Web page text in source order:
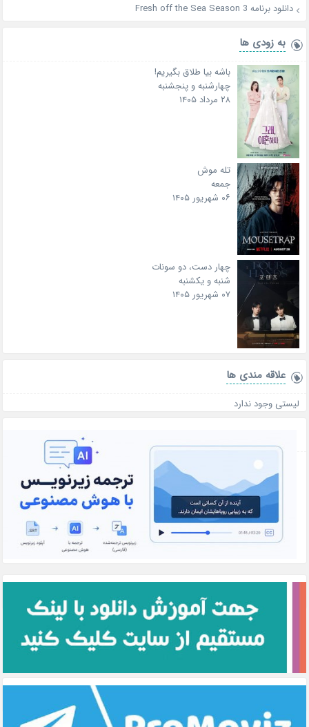
دانلود برنامه Fresh off the Sea Season 3
به زودی ها
باشه بیا طلاق بگیریم!
چهارشنبه و پنجشنبه
۲۸ مرداد ۱۴۰۵
تله موش
جمعه
۰۶ شهریور ۱۴۰۵
چهار دست، دو سونات
شنبه و یکشنبه
۰۷ شهریور ۱۴۰۵
علاقه‌ مندی ها
لیستی وجود ندارد